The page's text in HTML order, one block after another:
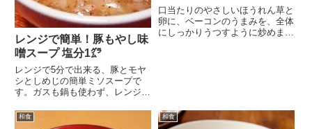
レンジで簡単！豚もやし味
噌スープ 塩分1㌘
レンジで5分で出来る、豚とモヤ
シとしめじの簡単ミソスープで
す。ガスも鍋も使わず、レンジと
口当たりのやさしいほうれん草と
卵に、ベーコンのうまみを、全体
にしっかりうつすように炒めまし
和食 和食